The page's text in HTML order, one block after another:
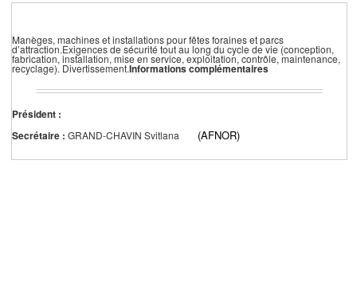
Manèges, machines et installations pour fêtes foraines et parcs
d’attraction.Exigences de sécurité tout au long du cycle de vie (conception,
fabrication, installation, mise en service, exploitation, contrôle, maintenance,
recyclage). Divertissement.Informations complémentaires
Président :
Secrétaire : GRAND-CHAVIN Svitlana (AFNOR)